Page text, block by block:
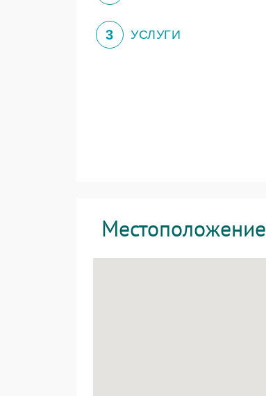
3 УСЛУГИ
Местоположение